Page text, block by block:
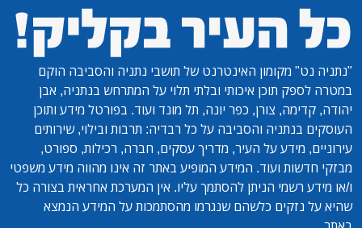
"נתניה נט" מקומון האינטרנט של תושבי נתניה והסביבה הוקם
במטרה לספק תוכן איכותי ובלתי תלוי על המתרחש בנתניה, אבן
יהודה, קדימה, צורן, כפר יונה, תל מונד ועוד. בפורטל מידע ותוכן
העוסקים בנתניה והסביבה על כל רבדיה: תרבות ובילוי, שירותים
עירוניים, מידע על העיר, מדריך עסקים, חברה, רכילות, ספורט,
מבזקי חדשות ועוד. המידע המופיע באתר זה אינו מהווה מידע משפטי
ו/או מידע רשמי הניתן להסתמך עליו. אין המערכת אחראית בצורה כל
שהיא על נזקים כלשהם שנגרמו מהסתמכות על המידע הנמצא